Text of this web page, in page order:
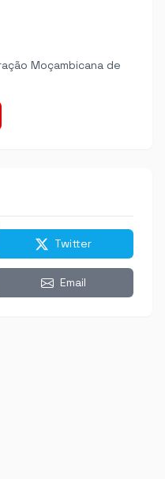
Moçambicana de
Twitter
Email